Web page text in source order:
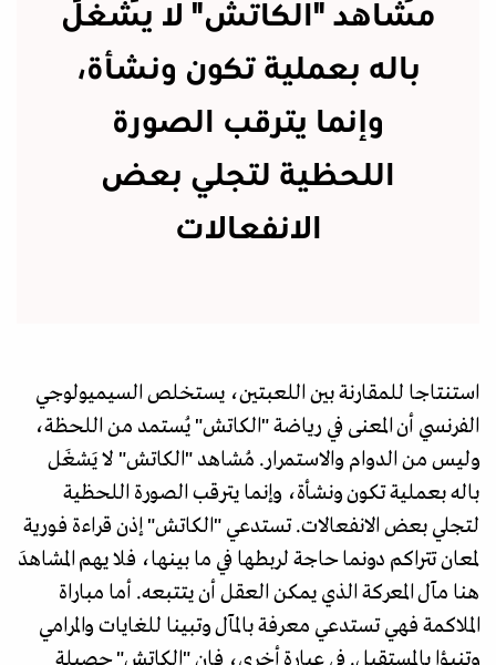
مُشاهد "الكاتش" لا يَشغَل
باله بعملية تكون ونشأة،
وإنما يترقب الصورة
اللحظية لتجلي بعض
الانفعالات
استنتاجا للمقارنة بين اللعبتين، يستخلص السيميولوجي
الفرنسي أن المعنى في رياضة "الكاتش" يُستمد من اللحظة،
وليس من الدوام والاستمرار. مُشاهد "الكاتش" لا يَشغَل
باله بعملية تكون ونشأة، وإنما يترقب الصورة اللحظية
لتجلي بعض الانفعالات. تستدعي "الكاتش" إذن قراءة فورية
لمعان تتراكم دونما حاجة لربطها في ما بينها، فلا يهم المشاهدَ
هنا مآل المعركة الذي يمكن العقل أن يتتبعه. أما مباراة
الملاكمة فهي تستدعي معرفة بالمآل وتبينا للغايات والمرامي
وتنبؤا بالمستقبل. في عبارة أخرى، فإن "الكاتش" حصيلة